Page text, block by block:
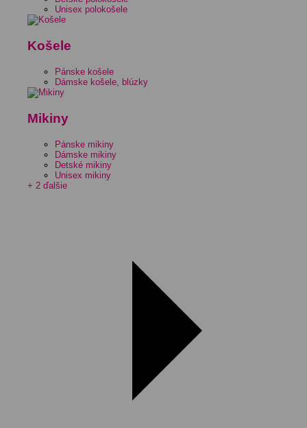
Unisex polokošele
Košele
Pánske košele
Dámske košele, blúzky
Mikiny
Pánske mikiny
Dámske mikiny
Detské mikiny
Unisex mikiny
+ 2 ďalšie